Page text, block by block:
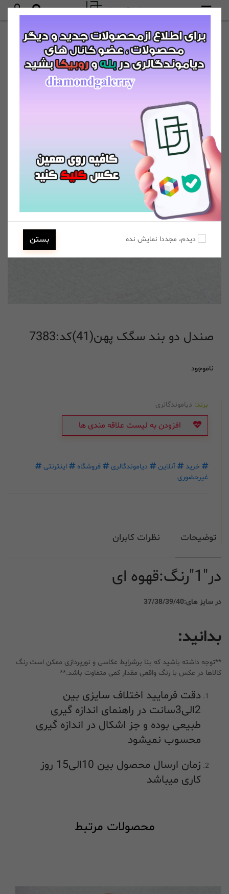
صندل دو بند سگک پهن(41)کد:7383
ناموجود
برند: دیاموندگالری
افزودن به لیست علاقه مندی ها
خرید آنلاین دیاموندگالری فروشگاه
اینترنتی
غیرحضوری
توضیحات نظرات کابران
در"1"رنگ:قهوه ای
در سایز های:37/38/39/40
بدانید:
**توجه داشته باشید که بنا برشرایط عکاسی و نورپردازی ممکن است رنگ
کالاها در عکس با رنگ واقعی مقدار کمی متفاوت باشد.**
دقت فرمایید اختلاف سایزی بین
2الی3سانت در راهنمای اندازه گیری
طبیعی بوده و جز اشکال در اندازه گیری
محسوب نمیشود
زمان ارسال محصول بین 10الی15 روز
کاری میباشد
محصولات مرتبط
دیدم، مجددا نمایش نده بستن